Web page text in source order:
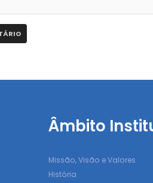
Âmbito
Missão, Visão e Valores
História